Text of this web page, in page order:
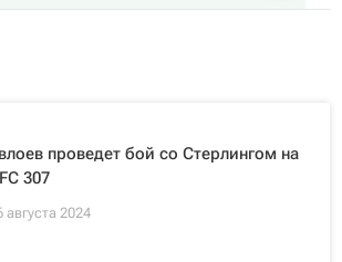
проведет бой со Стерлингом на
307
августа 2024